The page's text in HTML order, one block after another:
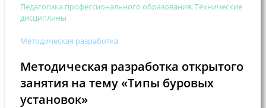
Педагогика профессионального образования, Технические
дисциплины
Методическая разработка
Методическая разработка открытого
занятия на тему «Типы буровых
установок»